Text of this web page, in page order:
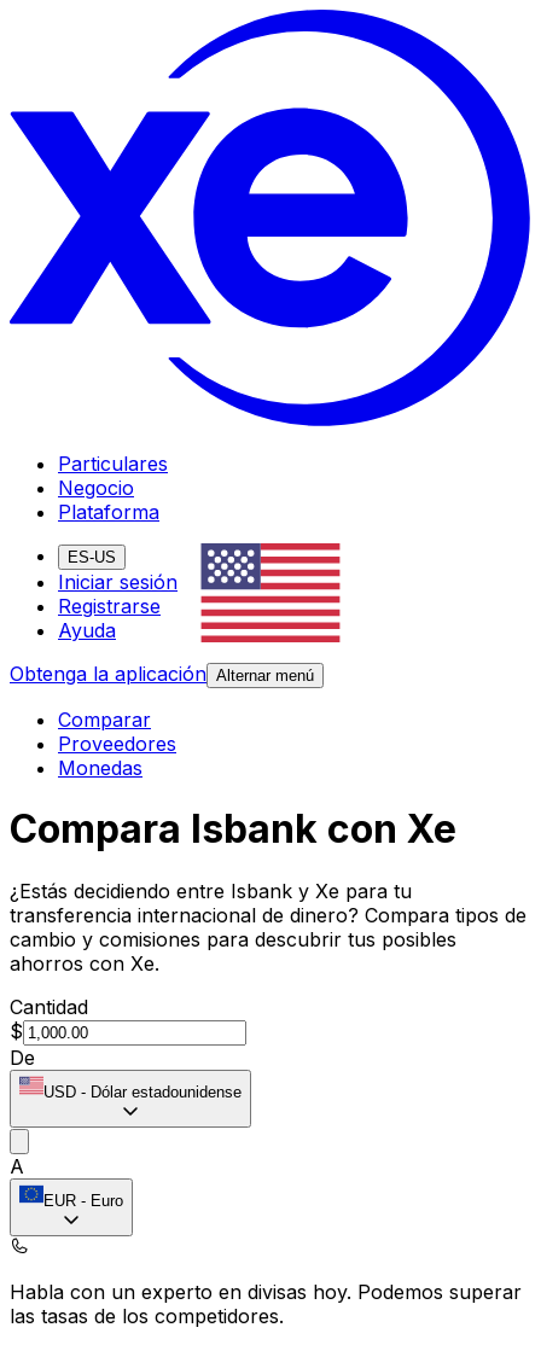
Particulares
Negocio
Plataforma
ES-US
Iniciar sesión
Registrarse
Ayuda
Obtenga la aplicación Alternar menú
Comparar
Proveedores
Monedas
Compara Isbank con Xe
¿Estás decidiendo entre Isbank y Xe para tu
transferencia internacional de dinero? Compara tipos de
cambio y comisiones para descubrir tus posibles
ahorros con Xe.
Cantidad
$
De
USD - Dólar estadounidense
A
EUR - Euro
Habla con un experto en divisas hoy. Podemos superar
las tasas de los competidores.